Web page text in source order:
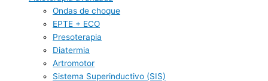
Ondas de choque
EPTE + ECO
Presoterapia
Diatermia
Artromotor
Sistema Superinductivo (SIS)